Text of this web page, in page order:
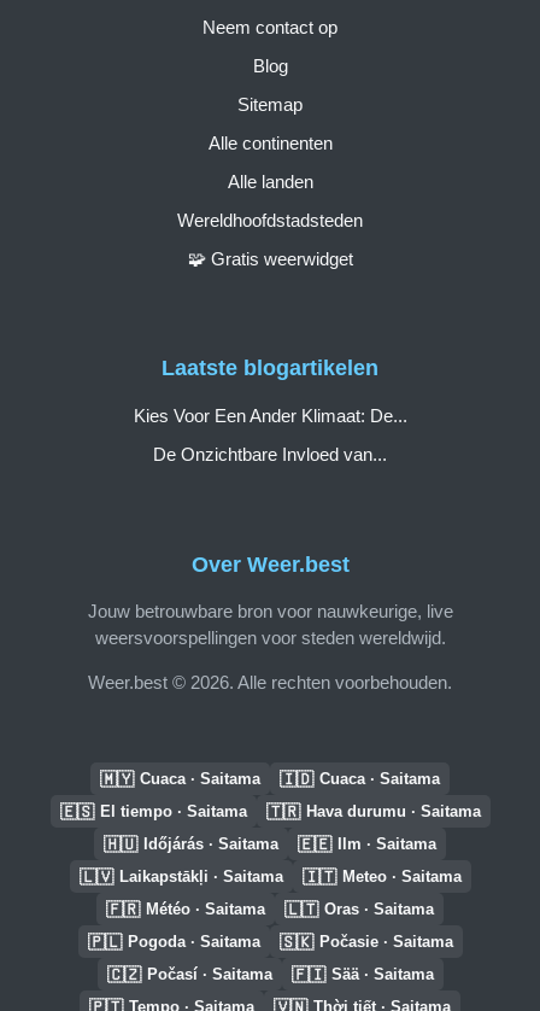
Over Weer.best
Jouw betrouwbare bron voor nauwkeurige, live
weersvoorspellingen voor steden wereldwijd.
Weer.best © 2026. Alle rechten voorbehouden.
Neem contact op
Blog
Sitemap
Alle continenten
Alle landen
Wereldhoofdstadsteden
🧩 Gratis weerwidget
Laatste blogartikelen
Kies Voor Een Ander Klimaat: De...
De Onzichtbare Invloed van...
🇲🇾 Cuaca · Saitama 🇮🇩 Cuaca · Saitama
🇪🇸 El tiempo · Saitama 🇹🇷 Hava durumu · Saitama
🇭🇺 Időjárás · Saitama 🇪🇪 Ilm · Saitama
🇱🇻 Laikapstākļi · Saitama 🇮🇹 Meteo · Saitama
🇫🇷 Météo · Saitama 🇱🇹 Oras · Saitama
🇵🇱 Pogoda · Saitama 🇸🇰 Počasie · Saitama
🇨🇿 Počasí · Saitama 🇫🇮 Sää · Saitama
Tempo · Saitama Thời tiết · Saitama